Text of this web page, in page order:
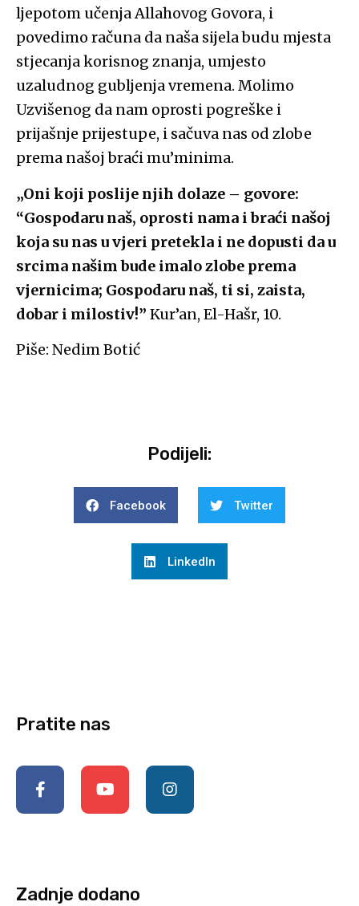
ljepotom učenja Allahovog Govora, i
povedimo računa da naša sijela budu mjesta
stjecanja korisnog znanja, umjesto
uzaludnog gubljenja vremena. Molimo
Uzvišenog da nam oprosti pogreške i
prijašnje prijestupe, i sačuva nas od zlobe
prema našoj braći mu’minima.
„Oni koji poslije njih dolaze – govore:
“Gospodaru naš, oprosti nama i braći našoj
koja su nas u vjeri pretekla i ne dopusti da u
srcima našim bude imalo zlobe prema
vjernicima; Gospodaru naš, ti si, zaista,
dobar i milostiv!” Kur’an, El-Hašr, 10.
Piše: Nedim Botić
Podijeli:
Facebook Twitter
LinkedIn
Pratite nas
Zadnje dodano